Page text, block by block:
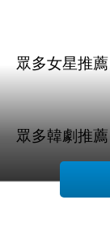
眾多女星推薦
眾多韓劇推薦